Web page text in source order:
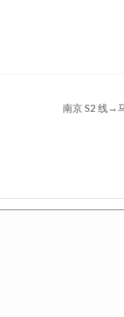
南京 S2 线→